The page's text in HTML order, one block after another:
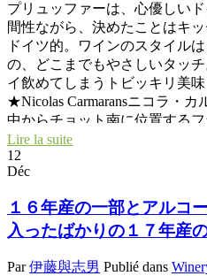
プリュッファーは、心優しい
間性ながら、決めたことはキ
ドイツ的。ワインのスタイル
の、どこまでもやさしいタッ
イ飲めてしまうトビッキリ
★Nicolas Carmaransニコラ・
中からチョット南に位置する
するするAveyronアヴェイロン
方の一つ。困難な地方で孤立
に軽やかで限りなく“水”に近
ラ。醸造家仲間やプロ中のプ
ン。透明感抜群のスタイル。
ている醸造家の一人。
るニームに近いところ。ラン
Lire la suite
12
Déc
１６年産の一部とアルコ
入ったばかりの１７年産
Par伊藤與志男 Publié dans